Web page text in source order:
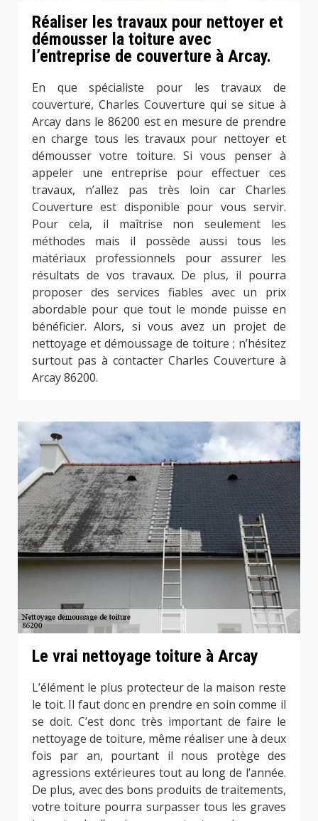
Réaliser les travaux pour nettoyer et
démousser la toiture avec
l’entreprise de couverture à Arcay.
En que spécialiste pour les travaux de
couverture, Charles Couverture qui se situe à
Arcay dans le 86200 est en mesure de prendre
en charge tous les travaux pour nettoyer et
démousser votre toiture. Si vous penser à
appeler une entreprise pour effectuer ces
travaux, n’allez pas très loin car Charles
Couverture est disponible pour vous servir.
Pour cela, il maîtrise non seulement les
méthodes mais il possède aussi tous les
matériaux professionnels pour assurer les
résultats de vos travaux. De plus, il pourra
proposer des services fiables avec un prix
abordable pour que tout le monde puisse en
bénéficier. Alors, si vous avez un projet de
nettoyage et démoussage de toiture ; n’hésitez
surtout pas à contacter Charles Couverture à
Arcay 86200.
Le vrai nettoyage toiture à Arcay
L’élément le plus protecteur de la maison reste
le toit. Il faut donc en prendre en soin comme il
se doit. C’est donc très important de faire le
nettoyage de toiture, même réaliser une à deux
fois par an, pourtant il nous protège des
agressions extérieures tout au long de l’année.
De plus, avec des bons produits de traitements,
votre toiture pourra surpasser tous les graves